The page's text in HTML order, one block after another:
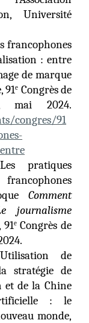
Université
francophones
: entre
de marque
91e Congrès de
mai 2024.
congres/91
pratiques
Comment
journalisme
91eCongrès de
de
stratégie de
et de la Chine
: le
monde,